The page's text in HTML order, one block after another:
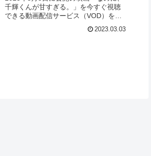
千輝くんが甘すぎる。」を今すぐ視聴
できる動画配信サービス（VOD）を徹
スタッフ、主題歌の情報はもちろん、
2023.03.03